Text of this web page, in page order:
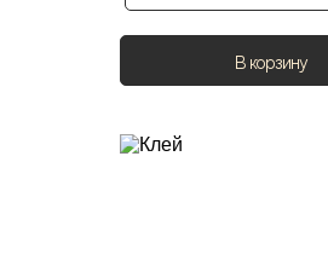
В корзину